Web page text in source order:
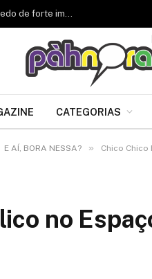
Renascer de Jacarepaguá celebra 34 anos e apresenta enredo de forte impacto para o Carnaval 2027
CATEGORIAS
E AÍ, BORA NESSA? » Chico Chico
no